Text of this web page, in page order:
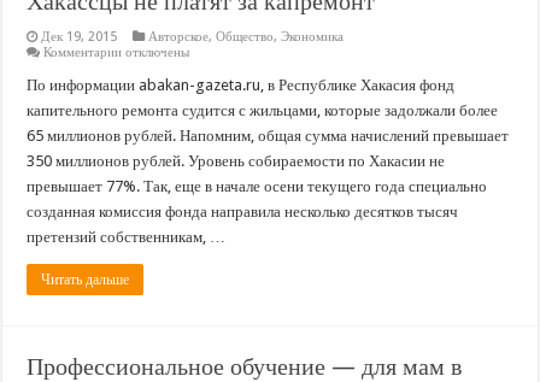
Дек 19, 2015 Авторское,Общество,Экономика
Комментариик
Хакассцы
платят
капремонт
отключены
По информации abakan-gazeta.ru, в Республике Хакасия фонд
капительного ремонта судится с жильцами, которые задолжали более
65 миллионов рублей. Напомним, общая сумма начислений превышает
350 миллионов рублей. Уровень собираемости по Хакасии не
превышает 77%. Так, еще в начале осени текущего года специально
созданная комиссия фонда направила несколько десятков тысяч
претензий собственникам, …
Читать дальше
Профессиональное обучение — для мам в